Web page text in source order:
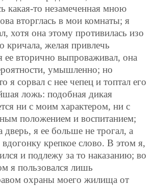
какая-то незамеченная мною
вторглась в мои комнаты; я
хотя она этому противилась изо
кричала, желая привлечь
ее вторично выпроваживал, она
умышленно; но
я сорвал с нее чепец и топтал его
ложь: подобная дикая
ни с моим характером, ни с
положением и воспитанием;
дверь, я ее больше не трогал, а
вдогонку крепкое слово. В этом я,
и подлежу за то наказанию; во
я пользовался лишь
охраны моего жилища от